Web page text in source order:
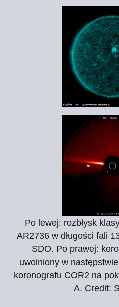
Po lewej: rozbłysk
AR2736 w długości fali
SDO. Po prawej:
uwolniony w
koronografu COR2 na
A. Credit: